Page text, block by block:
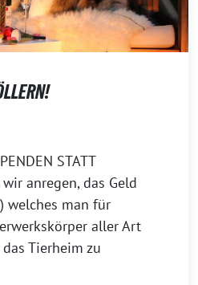
STATT
wir anregen, das Geld
welches man für
aller Art
Tierheim zu